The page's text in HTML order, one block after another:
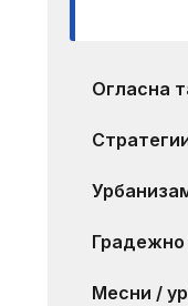
Огласна
Градежно
Месни /